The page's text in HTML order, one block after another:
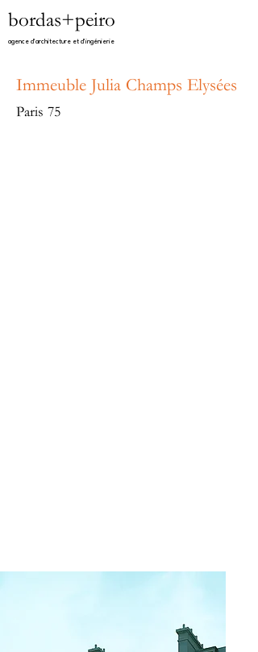
bordas+peiro
agence d'architecture et d'ingénierie​
​Immeuble Julia Champs Elysées
Paris 75